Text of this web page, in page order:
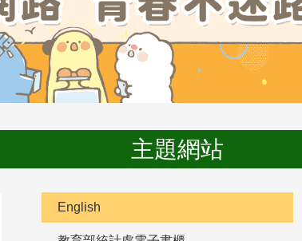
主題網站
English